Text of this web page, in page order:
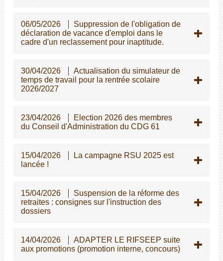
06/05/2026
Suppression de l'obligation de
déclaration de vacance d'emploi dans le
cadre d'un reclassement pour inaptitude.
30/04/2026
Actualisation du simulateur de
temps de travail pour la rentrée scolaire
2026/2027
23/04/2026
Election 2026 des membres
du Conseil d'Administration du CDG 61
15/04/2026
La campagne RSU 2025 est
lancée !
15/04/2026
Suspension de la réforme des
retraites : consignes sur l'instruction des
dossiers
14/04/2026
ADAPTER LE RIFSEEP suite
aux promotions (promotion interne, concours)